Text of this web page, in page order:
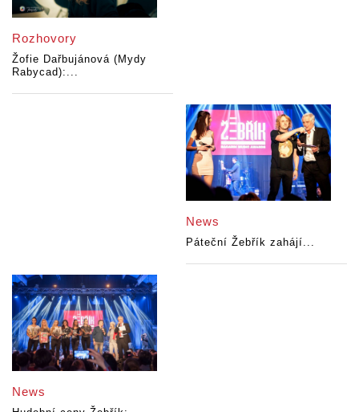
Rozhovory
Žofie Dařbujánová (Mydy
Rabycad):...
News
Páteční Žebřík zahájí...
News